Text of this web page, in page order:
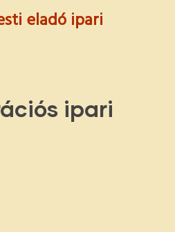
eladó ipari
ipari